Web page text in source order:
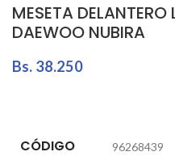
MESETA
DAEWOO NUBIRA
Bs. 38.250
CÓDIGO 96268439